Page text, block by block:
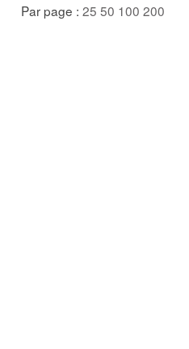
Par page : 25 50 100 200